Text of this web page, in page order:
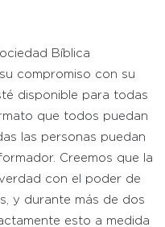
Bíblica
compromiso con su
disponible para todas
que todos puedan
las personas puedan
Creemos que la
con el poder de
y durante más de dos
esto a medida